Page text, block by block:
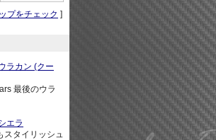
プをチェック ]
ラカン (クー
最後のウラ
エラ
スタイリッシュ